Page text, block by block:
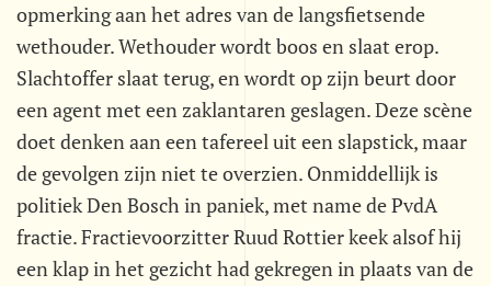
opmerking aan het adres van de langsfietsende
wethouder. Wethouder wordt boos en slaat erop.
Slachtoffer slaat terug, en wordt op zijn beurt door
een agent met een zaklantaren geslagen. Deze scène
doet denken aan een tafereel uit een slapstick, maar
de gevolgen zijn niet te overzien. Onmiddellijk is
politiek Den Bosch in paniek, met name de PvdA
fractie. Fractievoorzitter Ruud Rottier keek alsof hij
een klap in het gezicht had gekregen in plaats van de